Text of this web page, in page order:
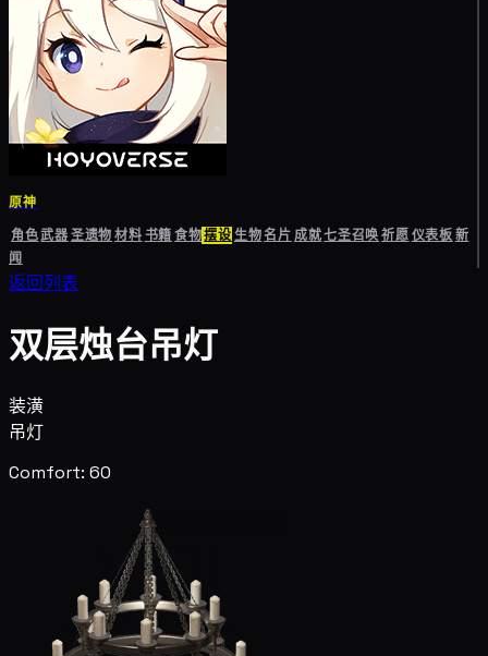
原神
角色武器圣遗物材料书籍食物摆设生物名片成就七圣召唤祈愿仪表板新
闻
返回列表
双层烛台吊灯
装潢
吊灯
Comfort: 60